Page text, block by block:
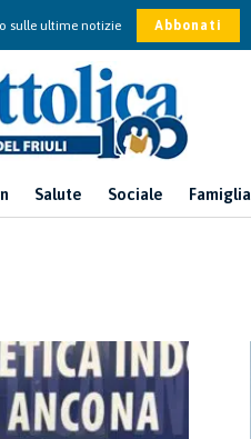
sulle ultime notizie Abbonati
Salute Sociale Famiglia